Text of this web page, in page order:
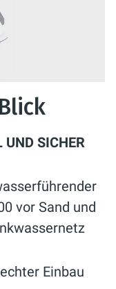
UND SICHER
vor Sand und
Einbau